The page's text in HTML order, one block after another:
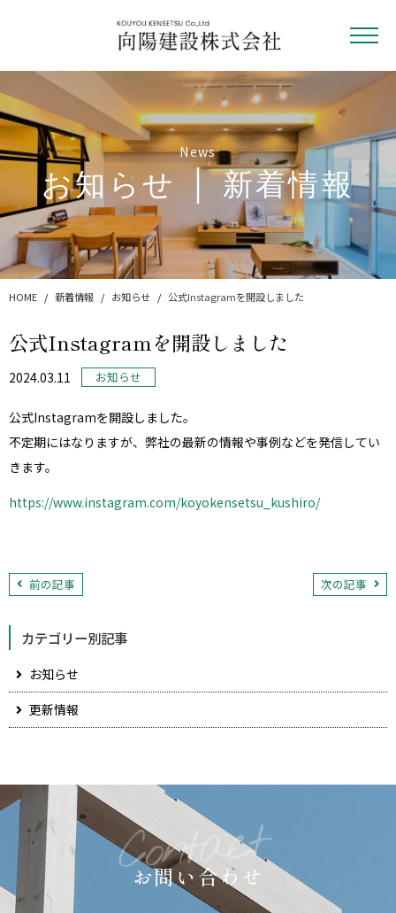
お知らせ │ 新着情報
News
HOME 新着情報 お知らせ 公式Instagramを開設しました
公式Instagramを開設しました
2024.03.11 お知らせ
公式Instagramを開設しました。
不定期にはなりますが、弊社の最新の情報や事例などを発信してい
きます。
https://www.instagram.com/koyokensetsu_kushiro/
前の記事 次の記事
カテゴリー別記事
お知らせ
更新情報
お問い合わせ